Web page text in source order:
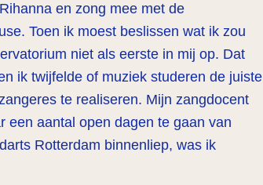
en zong mee met de
Toen ik moest beslissen wat ik zou
niet als eerste in mij op. Dat
ik twijfelde of muziek studeren de juiste
te realiseren. Mijn zangdocent
een aantal open dagen te gaan van
Rotterdam binnenliep, was ik